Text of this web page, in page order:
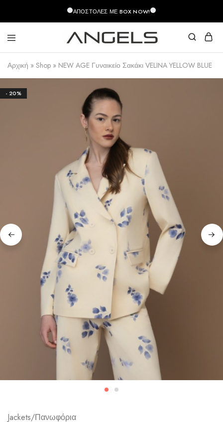
ΑΠΟΣΤΟΛΈΣ ΜΕ BOX NOW!
Angels
Fashion
Greek
Fashion
–
Top
Αρχική » Shop » NEW AGE Γυναικείο Σακάκι VELINA YELLOW BLUE
- 20%
Jackets/Πανωφόρια